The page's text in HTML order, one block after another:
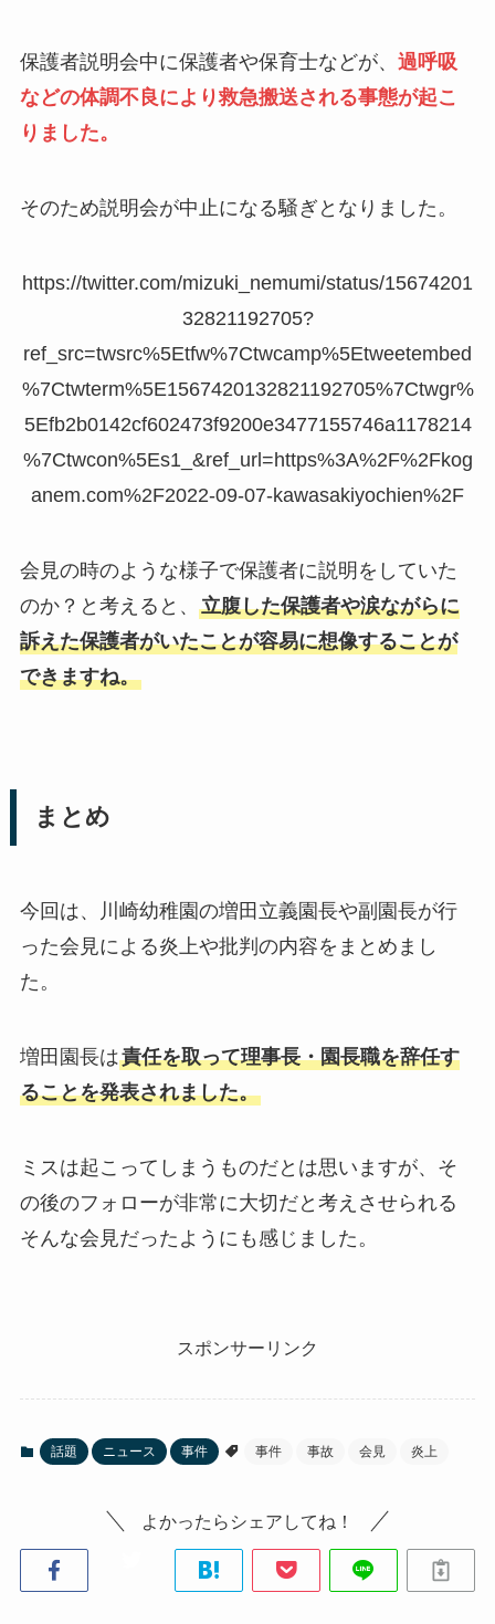
保護者説明会中に保護者や保育士などが、 過呼吸
などの体調不良により救急搬送される事態が起こ
りました。
そのため説明会が中止になる騒ぎとなりました。
https://twitter.com/mizuki_nemumi/status/15674201
32821192705?
ref_src=twsrc%5Etfw%7Ctwcamp%5Etweetembed
%7Ctwterm%5E1567420132821192705%7Ctwgr%
5Efb2b0142cf602473f9200e3477155746a1178214
%7Ctwcon%5Es1_&ref_url=https%3A%2F%2Fkog
anem.com%2F2022-09-07-kawasakiyochien%2F
会見の時のような様子で保護者に説明をしていた
のか？と考えると、 立腹した保護者や涙ながらに
訴えた保護者がいたことが容易に想像することが
できますね。
まとめ
今回は、川崎幼稚園の増田立義園長や副園長が行
った会見による炎上や批判の内容をまとめまし
た。
増田園長は責任を取って理事長・園長職を辞任す
ることを発表されました。
ミスは起こってしまうものだとは思いますが、そ
の後のフォローが非常に大切だと考えさせられる
そんな会見だったようにも感じました。
スポンサーリンク
話題 ニュース 事件 事件 事故 会見 炎上
よかったらシェアしてね！